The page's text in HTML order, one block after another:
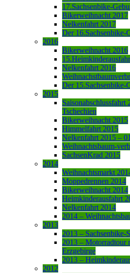
17.Sachsenbike-
Bikerweihnacht 2017
Nelkenfahrt 2017
Der 16.Sachsenbike-
2016
Bikerweihnacht 2016
Nelkenfahrt 2016
Der 15.Sachsenbike-
2015
Saisonabschlussfahrt
Tschechien
Bikerweihnacht 2015
Himmelfahrt 2015
Nelkenfahrt 2015 –
Weihnachtsbaum-
SachsenKrad 2015
2014
Weihnachtsmarkt
Moppedrennen 2014
Bikerweihnacht 2014
Heimkinderausfahrt
Nelkenfahrt 2014
2014 –
2013
2013 – Sachsenbike-
2013 – Motorradtour
Erzgebirge
2013 –
2012